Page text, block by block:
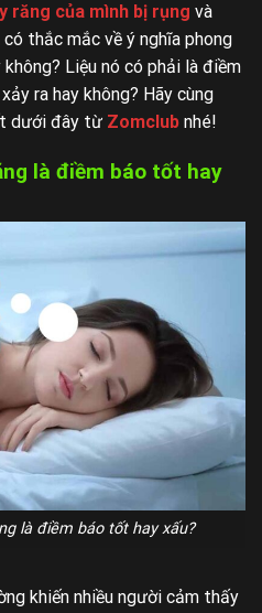
răng của mình bị rụng và
thắc mắc về ý nghĩa phong
Liệu nó có phải là điềm
ra hay không? Hãy cùng
dưới đây từ Zomclub nhé!
là điềm báo tốt hay
là điềm báo tốt hay xấu?
khiến nhiều người cảm thấy